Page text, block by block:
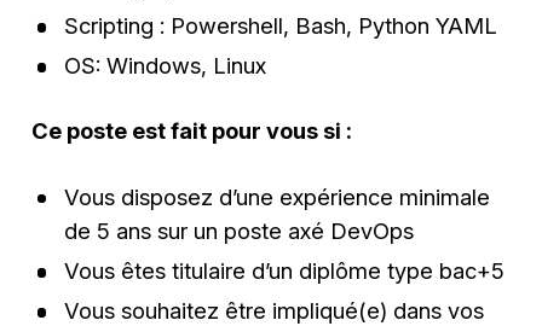
Scripting : Powershell, Bash, Python YAML
OS: Windows, Linux
Ce poste est fait pour vous si :
Vous disposez d’une expérience minimale
de 5 ans sur un poste axé DevOps
Vous êtes titulaire d’un diplôme type bac+5
Vous souhaitez être impliqué(e) dans vos